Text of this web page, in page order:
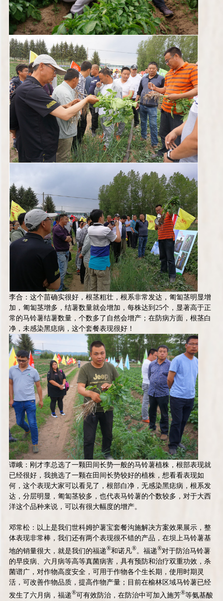
李合：这个苗确实很好，根茎粗壮，根系非常发达，匍匐茎明显增
加，匍匐茎增多，结薯数量就会增加，每株达到25个，显著高于正
常的马铃薯结薯数量，个数多了自然会增产；在防病方面，根茎白
净，未感染黑痣病，这个套餐表现很好！
谭峨：刚才李总选了一颗田间长势一般的马铃薯植株，根部表现就
已经很好，我挑选了一颗在田间长势较好的植株，想看看表现如
何，这个表现大家可以看见了，根部白净，无感染黑痣病，根系发
达，分层明显，匍匐茎较多，也代表马铃薯的个数较多，对于大西
洋这个品种来说，可以有很大幅度的增产。
邓常松：以上是我们世科姆护薯宝套餐沟施解决方案效果展示，整
体表现非常棒，我们还有两个表现很不错的产品，在坝上马铃薯基
地的销量很大，就是我们的福递®和诺凡®。福递®对于防治马铃薯
的早疫病、六月病等高等真菌病害，具有预防和治疗双重功效，杀
菌谱广，对作物高度安全，可用于作物各个生长期，使用时期灵
活，可改善作物品质，提高作物产量；目前在榆林区域马铃薯已经
发生了六月病，福递®可有效防治，在防治中可加入施芳®等氨基酸